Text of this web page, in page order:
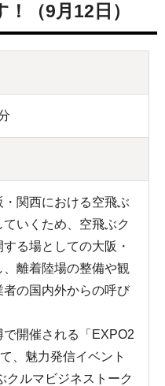
（9月12日）
関西における空飛ぶ
いくため、空飛ぶク
る場としての大阪・
離着陸場の整備や観
の国内外からの呼び
開催される「EXPO2
、魅力発信イベント
クルマビジネストーク